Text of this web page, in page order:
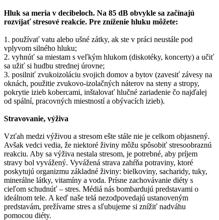
Hluk sa meria v decibeloch. Na 85 dB obvykle sa začínajú
rozvíjať stresové reakcie. Pre zníženie hluku môžete:
1. používať vatu alebo ušné zátky, ak ste v práci neustále pod
vplyvom silného hluku;
2. vyhnúť sa miestam s veľkým hlukom (diskotéky, koncerty) a učiť
sa užiť si hudbu strednej úrovne;
3. posilniť zvukoizoláciu svojich domov a bytov (zavesiť závesy na
oknách, použitie zvukovo-izolačných náterov na steny a stropy,
pokrytie izieb kobercami, inštalovať hlučné zariadenie čo najďalej
od spální, pracovných miestností a obývacích izieb).
Stravovanie, výživa
Vzťah medzi výživou a stresom ešte stále nie je celkom objasnený.
Avšak vedci vedia, že niektoré živiny môžu spôsobiť stresoobraznú
reakciu. Aby sa výživa nestala stresom, je potrebné, aby príjem
stravy bol vyvážený. Vyvážená strava zahŕňa potraviny, ktoré
poskytujú organizmu základné živiny: bielkoviny, sacharidy, tuky,
minerálne látky, vitamíny a voda. Prísne zachovávanie diéty s
cieľom schudnúť – stres. Médiá nás bombardujú predstavami o
ideálnom tele. A keď naše telá nezodpovedajú ustanoveným
predstavám, prežívame stres a sľubujeme si znížiť nadváhu
pomocou diéty.